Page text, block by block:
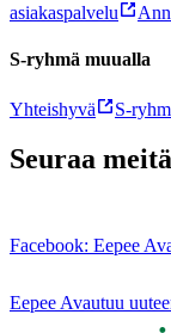
asiakaspalvelu
S-ryhmä muualla
Yhteishyvä S-
Seuraa
Facebook: Eepee
Eepee Avautuu